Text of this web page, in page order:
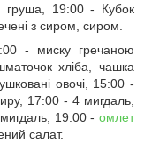
- груша, 19:00 - Кубок
з сиром, сиром.
- миску гречаною
хліба, чашка
овочі, 15:00 -
17:00 - 4 мигдаль,
19:00 - омлет
салат.